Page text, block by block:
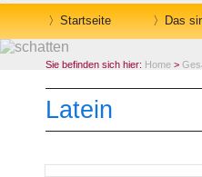
Startseite Das
Sie befinden sich hier: Home >
Latein